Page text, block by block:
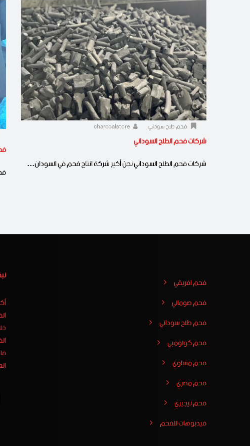
فحم طلح سوداني
شركات فحم الطلح السوداني
شركات فحم الطلح السوداني نحن أكبر شركة انتاج فحم في السودان…
فحم افريقي
فحم صومالي
فحم طلح سوداني
فحم كولومبي
فحم مشاوي
فحم مصري
فحم نيجيري
فيدبوهات للفحم